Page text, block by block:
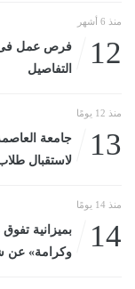
منذ 6 أشهر
12
التفاصيل
منذ 12 يومًا
13
جامعة
لاستقبال طلاب
منذ 14 يومًا
14
وكرامة» عن شهر...